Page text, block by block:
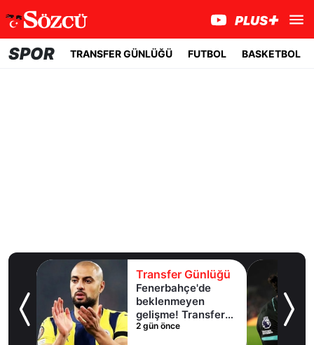
SPOR TRANSFER GÜNLÜĞÜ FUTBOL BASKETBOL
Transfer Günlüğü
Fenerbahçe'de
beklenmeyen
gelişme! Transfer
iptal oldu
2 gün önce